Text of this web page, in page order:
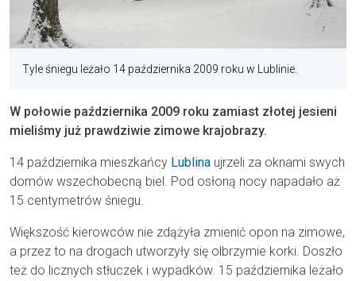
Tyle śniegu leżało 14 października 2009 roku w Lublinie.
W połowie października 2009 roku zamiast złotej jesieni
mieliśmy już prawdziwie zimowe krajobrazy.
14 października mieszkańcy Lublina ujrzeli za oknami swych
domów wszechobecną biel. Pod osłoną nocy napadało aż
15 centymetrów śniegu.
Większość kierowców nie zdążyła zmienić opon na zimowe,
a przez to na drogach utworzyły się olbrzymie korki. Doszło
też do licznych stłuczek i wypadków. 15 października leżało